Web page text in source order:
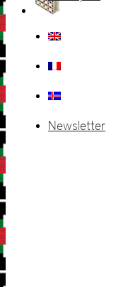
Newsletter